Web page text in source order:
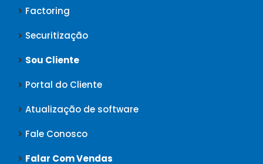
Factoring
Securitização
Sou Cliente
Portal do Cliente
Atualização de software
Fale Conosco
Falar Com Vendas